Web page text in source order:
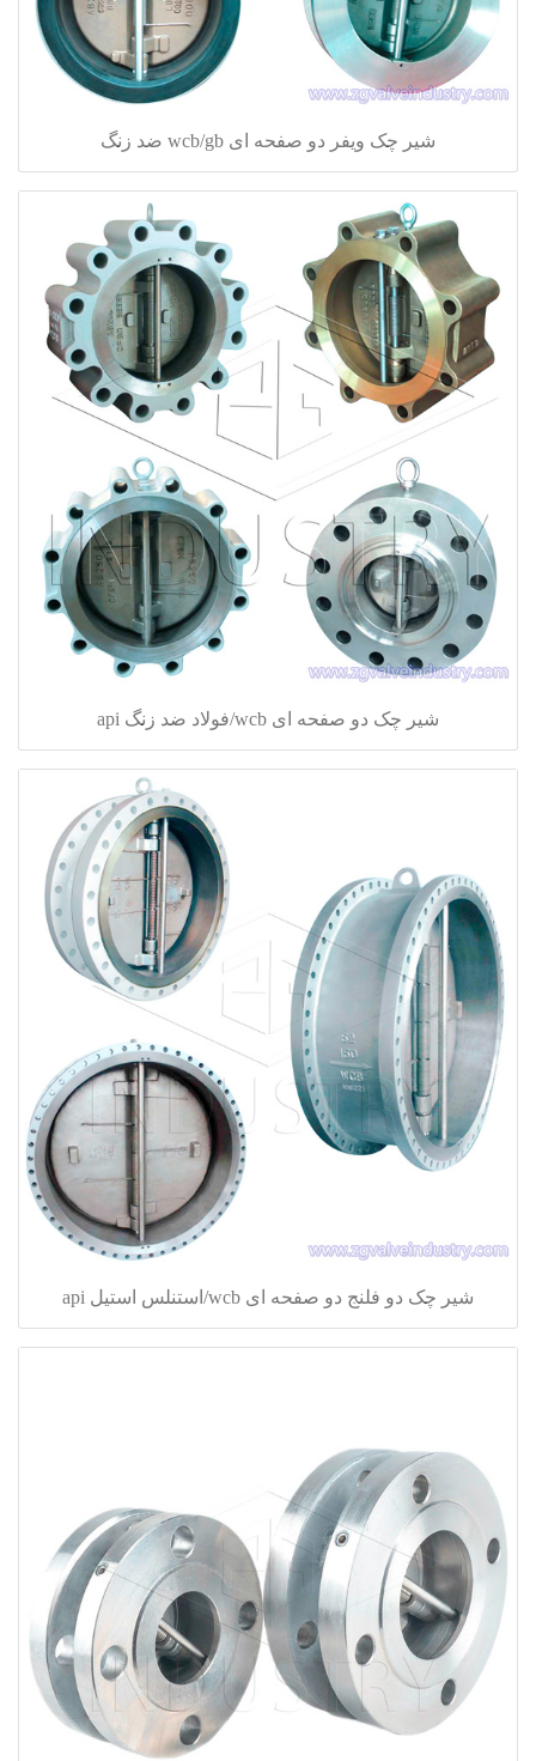
شیر چک ویفر دو صفحه ای wcb/gb ضد زنگ
شیر چک دو صفحه ای wcb/فولاد ضد زنگ api
شیر چک دو فلنج دو صفحه ای wcb/استنلس استیل api